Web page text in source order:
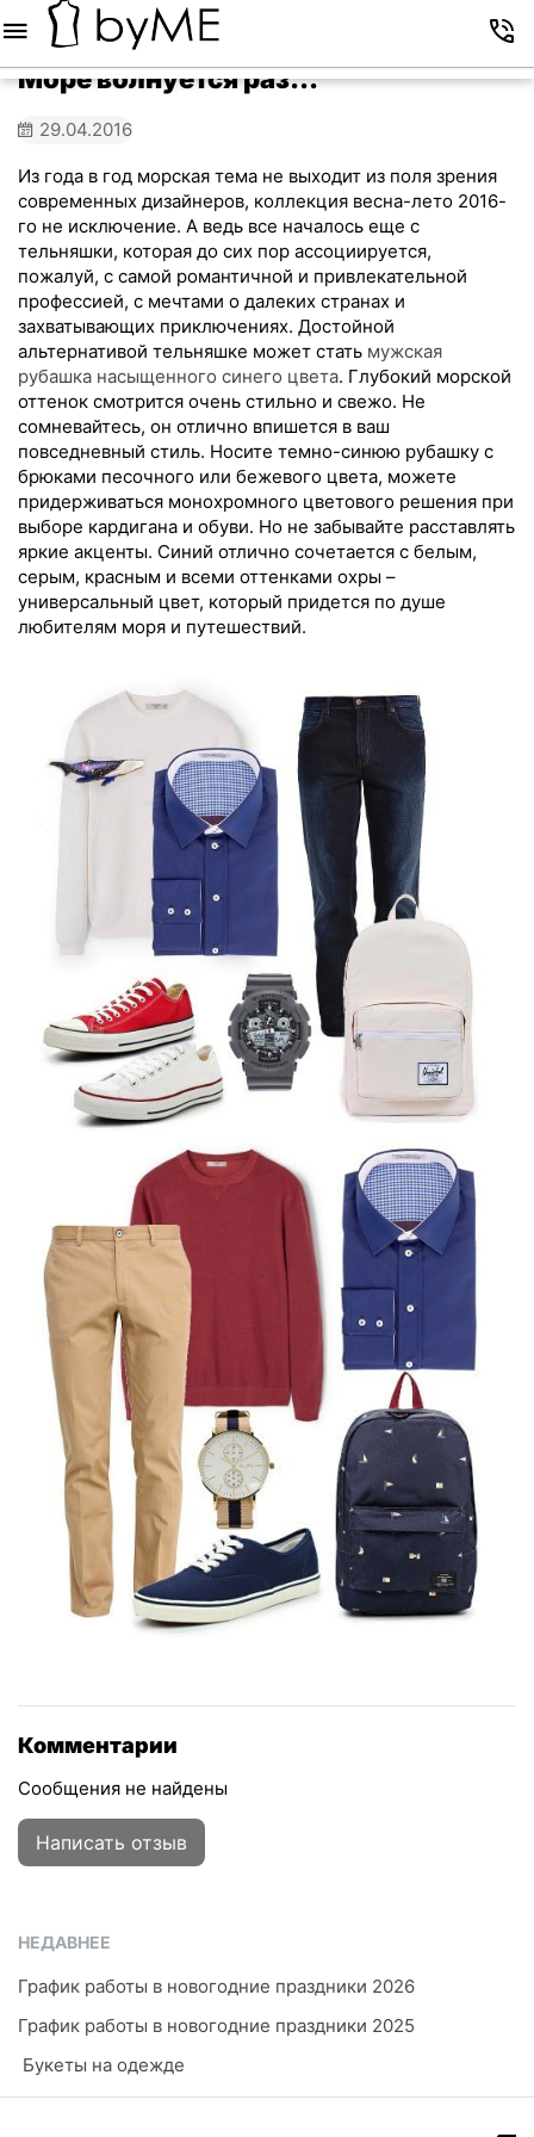
Море волнуется раз...
29.04.2016
Из года в год морская тема не выходит из поля зрения
современных дизайнеров, коллекция весна-лето 2016-
го не исключение. А ведь все началось еще с
тельняшки, которая до сих пор ассоциируется,
пожалуй, с самой романтичной и привлекательной
профессией, с мечтами о далеких странах и
захватывающих приключениях. Достойной
альтернативой тельняшке может стать мужская
рубашка насыщенного синего цвета. Глубокий морской
оттенок смотрится очень стильно и свежо. Не
сомневайтесь, он отлично впишется в ваш
повседневный стиль. Носите темно-синюю рубашку с
брюками песочного или бежевого цвета, можете
придерживаться монохромного цветового решения при
выборе кардигана и обуви. Но не забывайте расставлять
яркие акценты. Синий отлично сочетается с белым,
серым, красным и всеми оттенками охры –
универсальный цвет, который придется по душе
любителям моря и путешествий.
Комментарии
Сообщения не найдены
Написать отзыв
НЕДАВНЕЕ
График работы в новогодние праздники 2026
График работы в новогодние праздники 2025
​ Букеты на одежде
Меню Корзина Контакты